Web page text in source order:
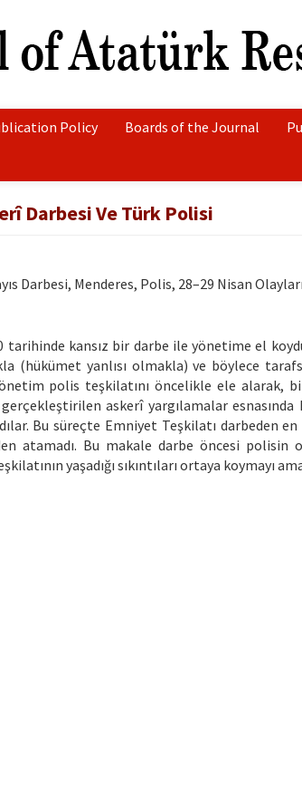
Policy Boards of the Journal
Darbesi Ve Türk Polisi
Darbesi, Menderes, Polis, 28–29 Nisan Olayları
tarihinde kansız bir darbe ile yönetime el
(hükümet yanlısı olmakla) ve böylece
polis teşkilatını öncelikle ele alarak,
gerçekleştirilen askerî yargılamalar
Bu süreçte Emniyet Teşkilatı darbeden
atamadı. Bu makale darbe öncesi polisin
yaşadığı sıkıntıları ortaya koymayı